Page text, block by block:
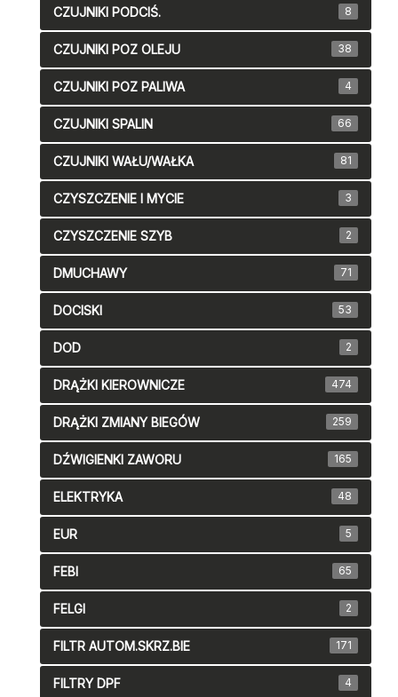
CZUJNIKI PODCIŚ. 8
CZUJNIKI POZ OLEJU 38
CZUJNIKI POZ PALIWA 4
CZUJNIKI SPALIN 66
CZUJNIKI WAŁU/WAŁKA 81
CZYSZCZENIE I MYCIE 3
CZYSZCZENIE SZYB 2
DMUCHAWY 71
DOCISKI 53
DOD 2
DRĄŻKI KIEROWNICZE 474
DRĄŻKI ZMIANY BIEGÓW 259
DŹWIGIENKI ZAWORU 165
ELEKTRYKA 48
EUR 5
FEBI 65
FELGI 2
FILTR AUTOM.SKRZ.BIE 171
FILTRY DPF 4